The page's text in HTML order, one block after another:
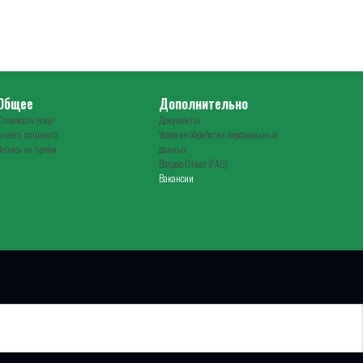
услуг
пациента
на прием
Дополнительно
Документы
Условия обработки персональных
данных
Вопрос-Ответ (FAQ)
Вакансии